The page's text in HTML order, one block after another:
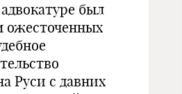
был
ожесточенных
Руси с давних